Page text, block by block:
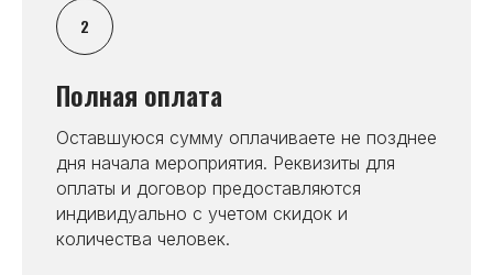
Полная оплата
Оставшуюся сумму оплачиваете не позднее
дня начала мероприятия. Реквизиты для
оплаты и договор предоставляются
индивидуально с учетом скидок и
количества человек.